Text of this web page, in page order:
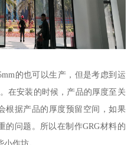
的也可以生产，但是考虑到运
在安装的时候，产品的厚度至关
根据产品的厚度预留空间，如果
的问题。所以在制作GRG材料的